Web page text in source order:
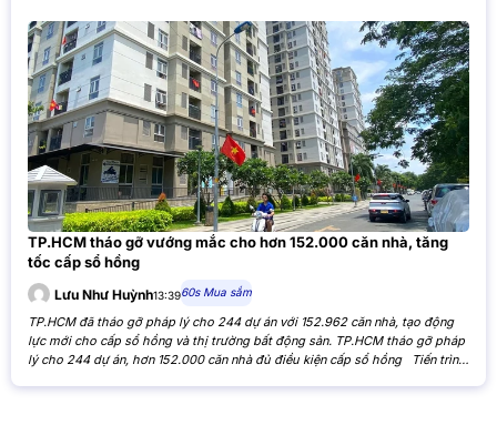
TP.HCM tháo gỡ vướng mắc cho hơn 152.000 căn nhà, tăng
tốc cấp sổ hồng
Lưu Như Huỳnh13:3960s Mua sắm
TP.HCM đã tháo gỡ pháp lý cho 244 dự án với 152.962 căn nhà, tạo động
lực mới cho cấp sổ hồng và thị trường bất động sản. TP.HCM tháo gỡ pháp
lý cho 244 dự án, hơn 152.000 căn nhà đủ điều kiện cấp sổ hồng Tiến trình